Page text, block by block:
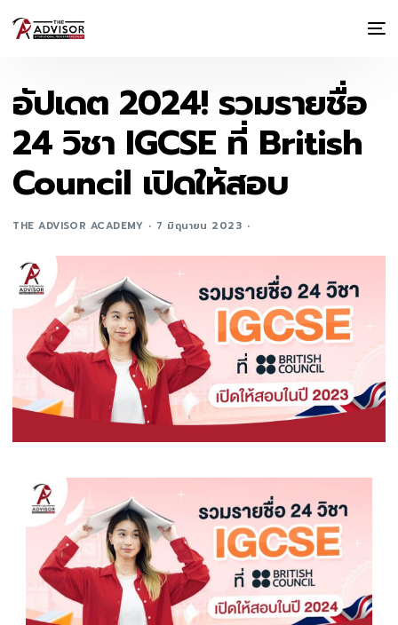
อัปเดต 2024! รวมรายชื่อ
24 วิชา IGCSE ที่ British
Council เปิดให้สอบ
THE ADVISOR ACADEMY 7 มิถุนายน 2023